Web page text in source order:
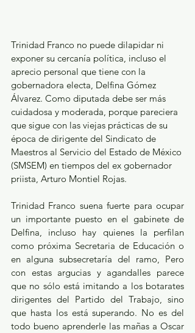
Trinidad Franco no puede dilapidar ni
exponer su cercanía política, incluso el
aprecio personal que tiene con la
gobernadora electa, Delfina Gómez
Álvarez. Como diputada debe ser más
cuidadosa y moderada, porque pareciera
que sigue con las viejas prácticas de su
época de dirigente del Sindicato de
Maestros al Servicio del Estado de México
(SMSEM) en tiempos del ex gobernador
priista, Arturo Montiel Rojas.
Trinidad Franco suena fuerte para ocupar
un importante puesto en el gabinete de
Delfina, incluso hay quienes la perfilan
como próxima Secretaria de Educación o
en alguna subsecretaría del ramo, Pero
con estas argucias y agandalles parece
que no sólo está imitando a los botarates
dirigentes del Partido del Trabajo, sino
que hasta los está superando. No es del
todo bueno aprenderle las mañas a Oscar